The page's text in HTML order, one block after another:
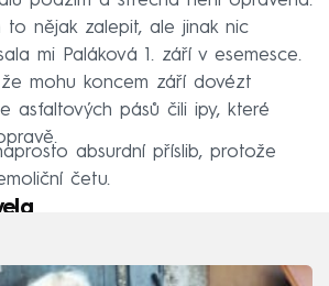
to nějak zalepit, ale jinak nic
mi Paláková 1. září v esemesce.
mohu koncem září dovézt
asfaltových pásů čili ipy, které
absurdní příslib, protože
četu.